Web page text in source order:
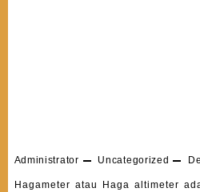
Administrator Uncategorized
Hagameter atau Haga altimeter